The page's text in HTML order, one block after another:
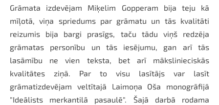
Grāmata izdevējam Miķelim Gopperam bija teju kā
mīļotā, viņa spriedums par grāmatu un tās kvalitāti
reizumis bija bargi prasīgs, taču tādu viņš redzēja
grāmatas personību un tās iesējumu, gan arī tās
lasāmību ne vien teksta, bet arī mākslinieciskās
kvalitātes ziņā. Par to visu lasītājs var lasīt
grāmatizdevējam veltītajā Laimoņa Oša monogrāfijā
"Ideālists merkantilā pasaulē". Šajā darbā rodama